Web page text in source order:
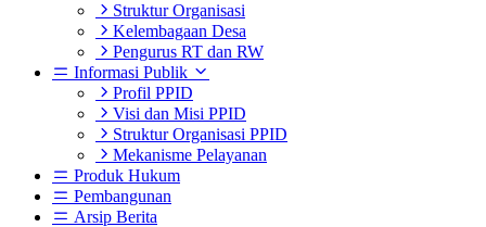
Struktur Organisasi
Kelembagaan Desa
Pengurus RT dan RW
Informasi Publik
Profil PPID
Visi dan Misi PPID
Struktur Organisasi PPID
Mekanisme Pelayanan
Produk Hukum
Pembangunan
Arsip Berita